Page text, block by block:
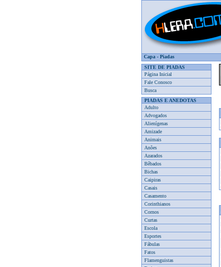
Capa - Piadas
SITE DE PIADAS
Página Inicial
Fale Conosco
Busca
PIADAS E ANEDOTAS
Adulto
Advogados
Alienígenas
Amizade
Animais
Anões
Azarados
Bêbados
Bichas
Caipiras
Casais
Casamento
Corinthianos
Cornos
Curtas
Escola
Esportes
Fábulas
Fatos
Flamenguistas